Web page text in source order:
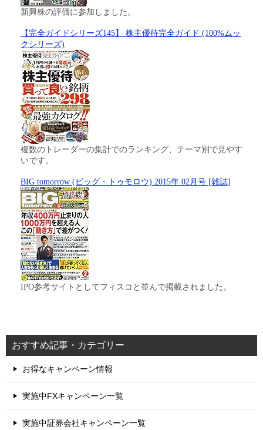
新興株の評価に参加しました。
【完全ガイドシリーズ145】 株主優待完全ガイド (100%ムッ
クシリーズ)
複数のトレーダーの集計でのランキング、テーマ別で見やす
いです。
BIG tomorrow (ビッグ・トゥモロウ) 2015年 02月号 [雑誌]
IPO参考サイトとしてフィスコと並んで掲載されました。
おすすめ記事・カテゴリー
お得なキャンペーン情報
実施中FXキャンペーン一覧
実施中証券会社キャンペーン一覧